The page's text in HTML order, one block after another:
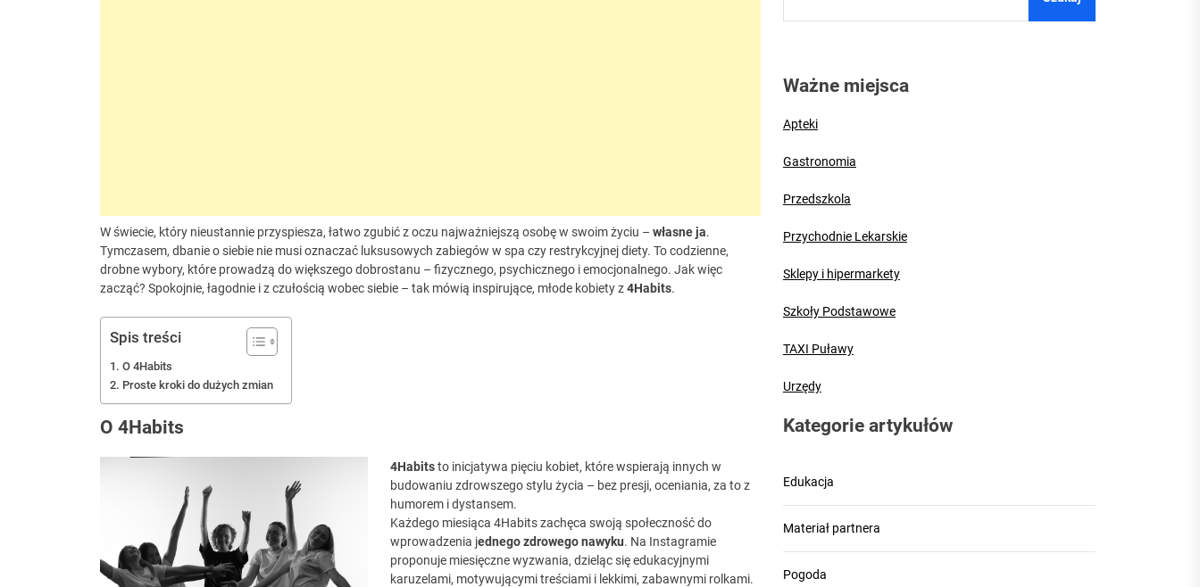
W świecie, który nieustannie przyspiesza, łatwo zgubić z oczu najważniejszą osobę w swoim życiu – własne ja.
Tymczasem, dbanie o siebie nie musi oznaczać luksusowych zabiegów w spa czy restrykcyjnej diety. To codzienne,
drobne wybory, które prowadzą do większego dobrostanu – fizycznego, psychicznego i emocjonalnego. Jak więc
zacząć? Spokojnie, łagodnie i z czułością wobec siebie – tak mówią inspirujące, młode kobiety z4Habits.
Spis treści
O 4Habits
Proste kroki do dużych zmian
O 4Habits
4Habitsto inicjatywa pięciu kobiet, które wspierają innych w
budowaniu zdrowszego stylu życia – bez presji, oceniania, za to z
humorem i dystansem.
Każdego miesiąca 4Habits zachęca swoją społeczność do
wprowadzenia jednego zdrowego nawyku. Na Instagramie
proponuje miesięczne wyzwania, dzieląc się edukacyjnymi
karuzelami, motywującymi treściami i lekkimi, zabawnymi rolkami.
Ważne miejsca
Apteki
Gastronomia
Przedszkola
Przychodnie Lekarskie
Sklepy i hipermarkety
Szkoły Podstawowe
TAXI Puławy
Urzędy
Kategorie artykułów
Edukacja
Materiał partnera
Pogoda